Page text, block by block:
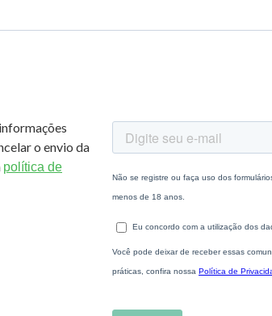
o envio da
política de